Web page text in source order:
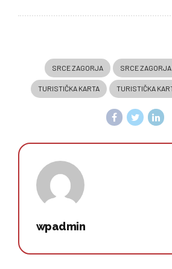
SRCE ZAGORJA SRCE
TURISTIČKA KARTA TURISTIČKA
wpadmin